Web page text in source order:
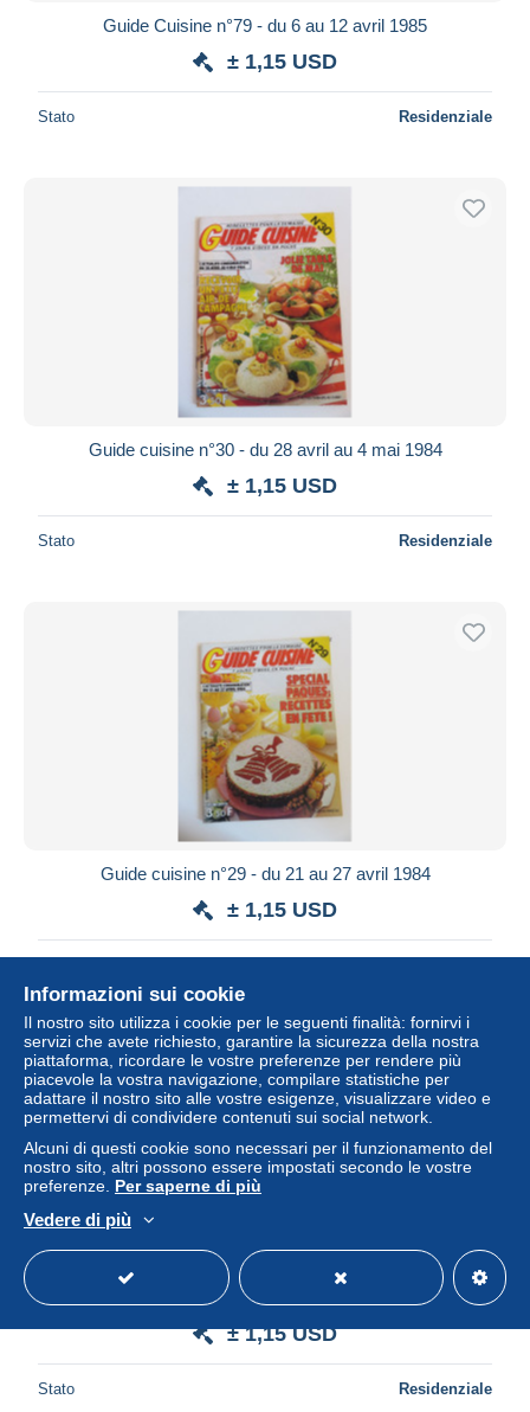
Guide Cuisine n°79 - du 6 au 12 avril 1985
± 1,15 USD
Stato Residenziale
Guide cuisine n°30 - du 28 avril au 4 mai 1984
± 1,15 USD
Stato Residenziale
Guide cuisine n°29 - du 21 au 27 avril 1984
± 1,15 USD
Guide cuisine n°28 - du 14 au 20 avril 1984
± 1,15 USD
Stato Residenziale
Informazioni sui cookie
Il nostro sito utilizza i cookie per le seguenti finalità: fornirvi i
servizi che avete richiesto, garantire la sicurezza della nostra
piattaforma, ricordare le vostre preferenze per rendere più
piacevole la vostra navigazione, compilare statistiche per
adattare il nostro sito alle vostre esigenze, visualizzare video e
permettervi di condividere contenuti sui social network.
Alcuni di questi cookie sono necessari per il funzionamento del
nostro sito, altri possono essere impostati secondo le vostre
preferenze. Per saperne di più
Vedere di più